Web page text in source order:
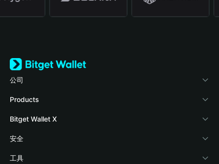
公司
關於 Bitget Wallet
部落格
學院
加密資訊
Products
Crypto Card
Stablecoin Earn
Payfi Crypto
Bitget Wallet X
開發者文件
連接錢包
安全
風險保障基金
工具